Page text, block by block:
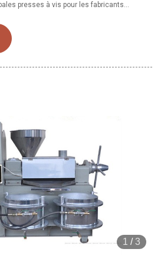
presses à vis pour les fabricants
et grands. Grande capacité. Longue
1 /3